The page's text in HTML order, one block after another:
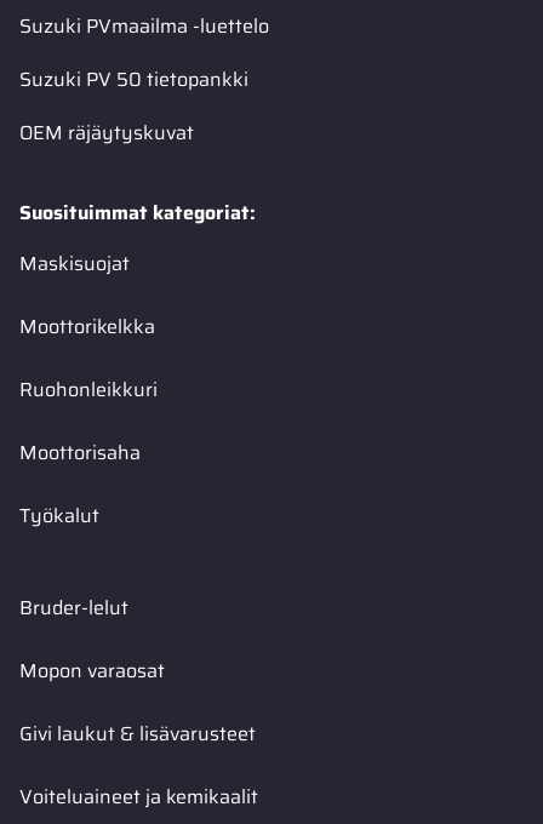
Suzuki PVmaailma -luettelo
Suzuki PV 50 tietopankki
OEM räjäytyskuvat
Suosituimmat kategoriat:
Maskisuojat
Moottorikelkka
Ruohonleikkuri
Moottorisaha
Työkalut
Bruder-lelut
Mopon varaosat
Givi laukut & lisävarusteet
Voiteluaineet ja kemikaalit